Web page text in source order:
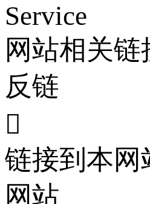
Service
网站相关链
反链

链接到本网
网站